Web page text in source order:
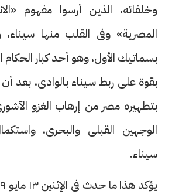
وخلفائه، الذين أرسوا مفهوم
المصرية» وفى القلب منها
بسماتيك الأول، وهو أحد كبار
بقوة على ربط سيناء بالوادى، بعد أن
بتطهيره مصر من إرهاب الغزو
الوجهين القبلى والبحرى،
سيناء.